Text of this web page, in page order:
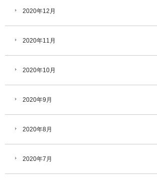
2020年12月
2020年11月
2020年10月
2020年9月
2020年8月
2020年7月